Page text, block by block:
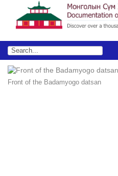
Front of the Badamyogo datsan